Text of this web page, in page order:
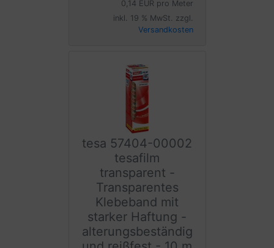
0,14 EUR pro Meter
inkl. 19 % MwSt. zzgl.
Versandkosten
tesa 57404-00002
tesafilm
transparent -
Transparentes
Klebeband mit
starker Haftung -
alterungsbeständig